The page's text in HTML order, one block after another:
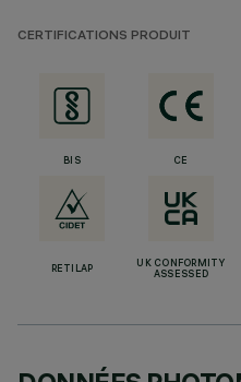
CERTIFICATIONS PRODUIT
BIS CE
RETILAP
UK CONFORMITY
ASSESSED